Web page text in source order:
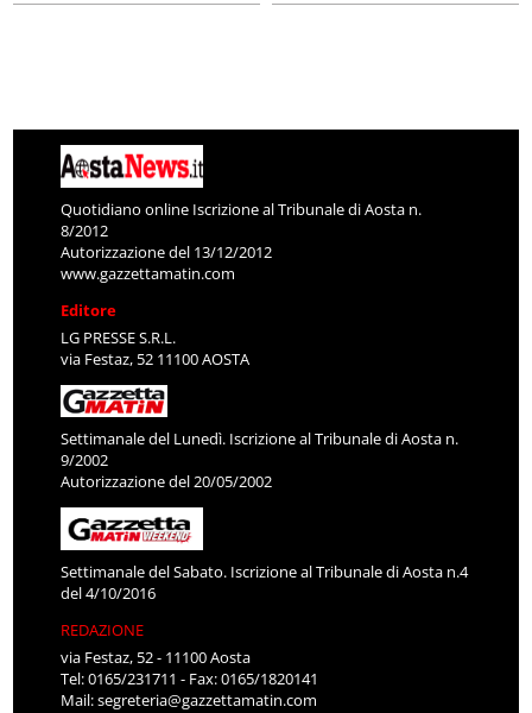
Quotidiano online Iscrizione al Tribunale di Aosta n.
8/2012
Autorizzazione del 13/12/2012
www.gazzettamatin.com
Editore
LG PRESSE S.R.L.
via Festaz, 52 11100 AOSTA
Settimanale del Lunedì. Iscrizione al Tribunale di Aosta n.
9/2002
Autorizzazione del 20/05/2002
Settimanale del Sabato. Iscrizione al Tribunale di Aosta n.4
del 4/10/2016
REDAZIONE
via Festaz, 52 - 11100 Aosta
Tel: 0165/231711 - Fax: 0165/1820141
Mail:segreteria@gazzettamatin.com